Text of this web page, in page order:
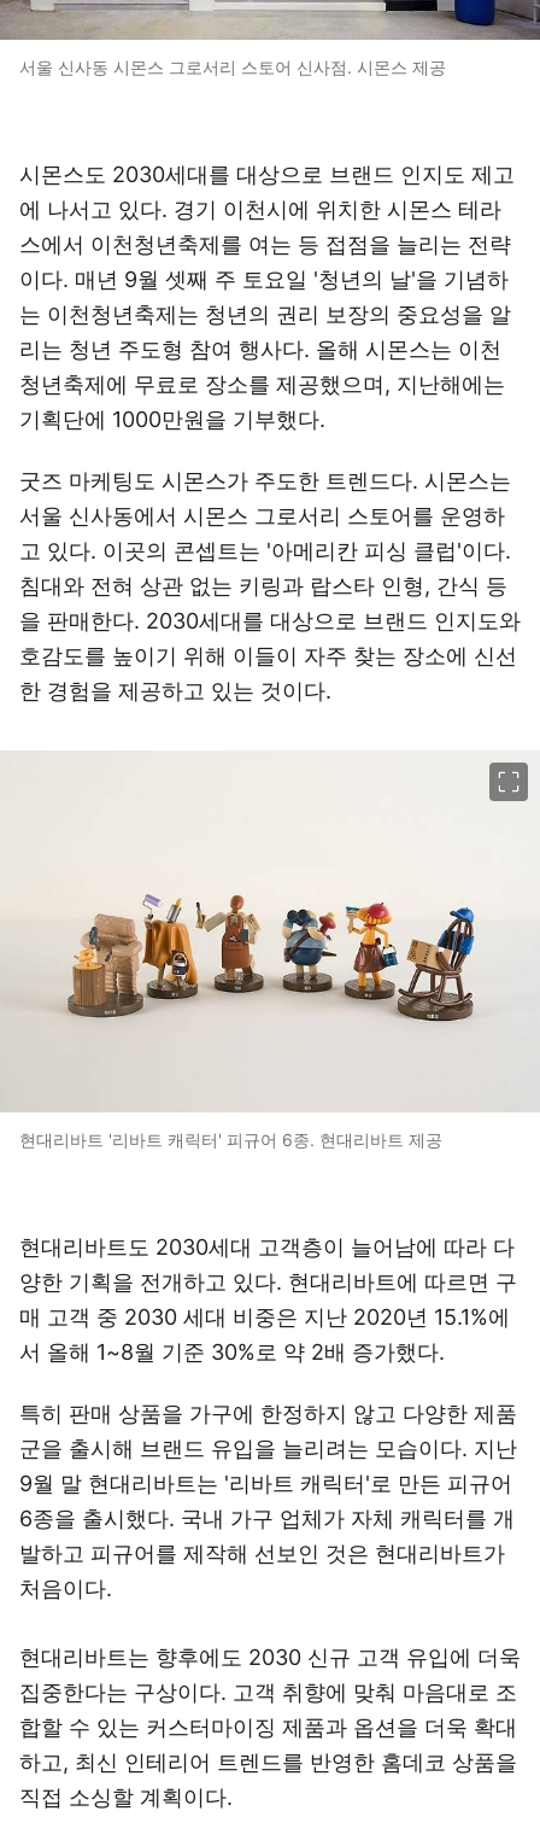
서울 신사동 시몬스 그로서리 스토어 신사점. 시몬스 제공
시몬스도 2030세대를 대상으로 브랜드 인지도 제고
에 나서고 있다. 경기 이천시에 위치한 시몬스 테라
스에서 이천청년축제를 여는 등 접점을 늘리는 전략
이다. 매년 9월 셋째 주 토요일 '청년의 날'을 기념하
는 이천청년축제는 청년의 권리 보장의 중요성을 알
리는 청년 주도형 참여 행사다. 올해 시몬스는 이천
청년축제에 무료로 장소를 제공했으며, 지난해에는
기획단에 1000만원을 기부했다.
굿즈 마케팅도 시몬스가 주도한 트렌드다. 시몬스는
서울 신사동에서 시몬스 그로서리 스토어를 운영하
고 있다. 이곳의 콘셉트는 '아메리칸 피싱 클럽'이다.
침대와 전혀 상관 없는 키링과 랍스타 인형, 간식 등
을 판매한다. 2030세대를 대상으로 브랜드 인지도와
호감도를 높이기 위해 이들이 자주 찾는 장소에 신선
한 경험을 제공하고 있는 것이다.
현대리바트 '리바트 캐릭터' 피규어 6종. 현대리바트 제공
현대리바트도 2030세대 고객층이 늘어남에 따라 다
양한 기획을 전개하고 있다. 현대리바트에 따르면 구
매 고객 중 2030 세대 비중은 지난 2020년 15.1%에
서 올해 1~8월 기준 30%로 약 2배 증가했다.
특히 판매 상품을 가구에 한정하지 않고 다양한 제품
군을 출시해 브랜드 유입을 늘리려는 모습이다. 지난
9월 말 현대리바트는 '리바트 캐릭터'로 만든 피규어
6종을 출시했다. 국내 가구 업체가 자체 캐릭터를 개
발하고 피규어를 제작해 선보인 것은 현대리바트가
처음이다.
현대리바트는 향후에도 2030 신규 고객 유입에 더욱
집중한다는 구상이다. 고객 취향에 맞춰 마음대로 조
합할 수 있는 커스터마이징 제품과 옵션을 더욱 확대
하고, 최신 인테리어 트렌드를 반영한 홈데코 상품을
직접 소싱할 계획이다.